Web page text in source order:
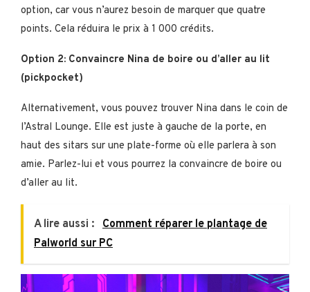
option, car vous n’aurez besoin de marquer que quatre
points. Cela réduira le prix à 1 000 crédits.
Option 2: Convaincre Nina de boire ou d’aller au lit
(pickpocket)
Alternativement, vous pouvez trouver Nina dans le coin de
l’Astral Lounge. Elle est juste à gauche de la porte, en
haut des sitars sur une plate-forme où elle parlera à son
amie. Parlez-lui et vous pourrez la convaincre de boire ou
d’aller au lit.
A lire aussi :
Comment réparer le plantage de
Palworld sur PC